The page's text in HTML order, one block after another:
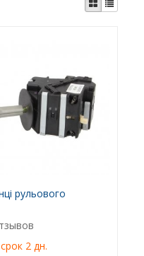
рульового
срок 2 дн.